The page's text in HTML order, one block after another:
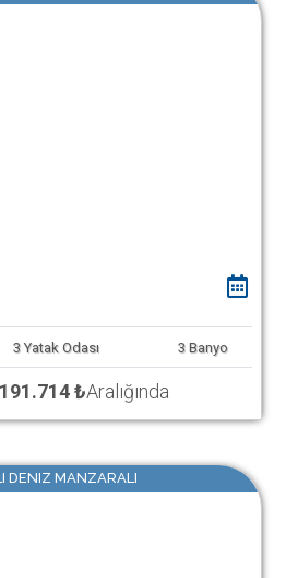
3 Yatak Odası 3 Banyo
191.714 ₺Aralığında
DENIZ MANZARALI